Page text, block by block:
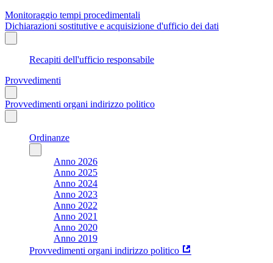
Monitoraggio tempi procedimentali
Dichiarazioni sostitutive e acquisizione d'ufficio dei dati
Recapiti dell'ufficio responsabile
Provvedimenti
Provvedimenti organi indirizzo politico
Ordinanze
Anno 2026
Anno 2025
Anno 2024
Anno 2023
Anno 2022
Anno 2021
Anno 2020
Anno 2019
Provvedimenti organi indirizzo politico